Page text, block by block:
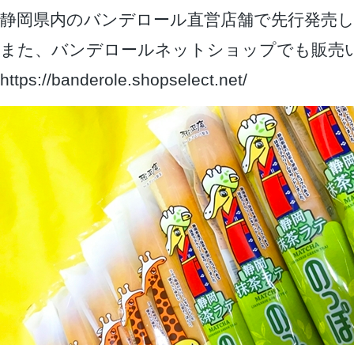
静岡県内のバンデロール直営店舗で先行発売
また、バンデロールネットショップでも販売
https://banderole.shopselect.net/